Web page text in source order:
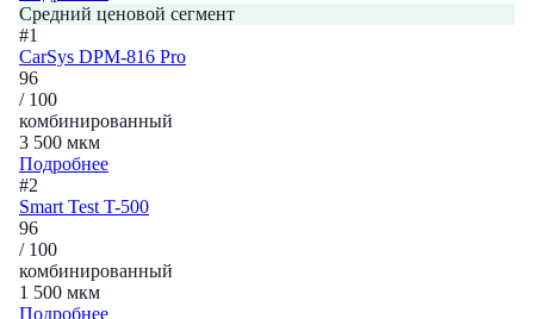
Средний ценовой сегмент
#1
CarSys DPM-816 Pro
96
/ 100
комбинированный
3 500 мкм
Подробнее
#2
Smart Test T-500
96
/ 100
комбинированный
1 500 мкм
Подробнее